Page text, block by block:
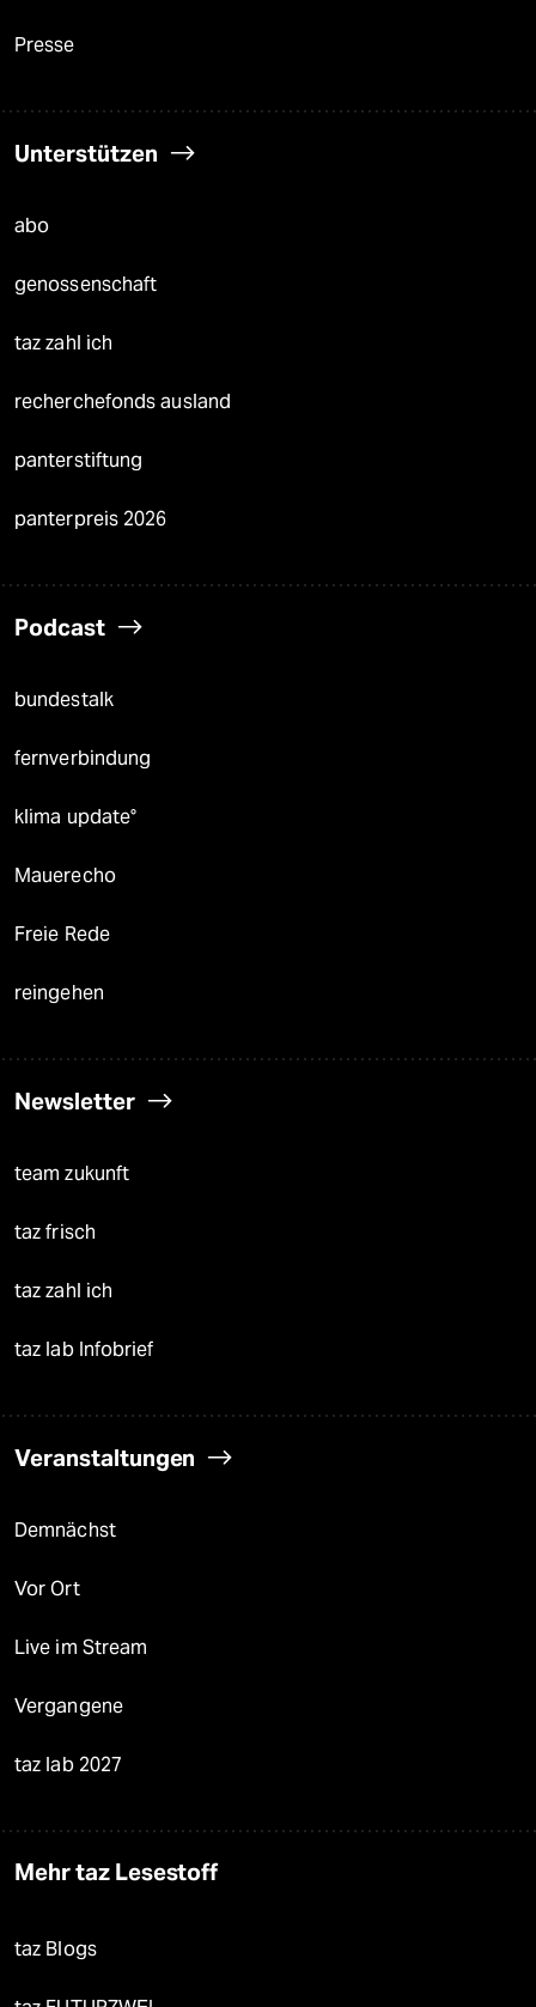
Presse
Unterstützen
abo
genossenschaft
taz zahl ich
recherchefonds ausland
panterstiftung
panterpreis 2026
Podcast
bundestalk
fernverbindung
klima update°
Mauerecho
Freie Rede
reingehen
Newsletter
team zukunft
taz frisch
taz zahl ich
taz lab Infobrief
Veranstaltungen
Demnächst
Vor Ort
Live im Stream
Vergangene
taz lab 2027
Mehr taz Lesestoff
taz Blogs